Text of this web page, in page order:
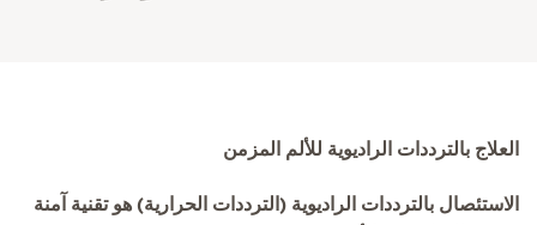
العلاج بالترددات الراديوية للألم المزمن
الاستئصال بالترددات الراديوية (الترددات الحرارية) هو تقنية آمنة